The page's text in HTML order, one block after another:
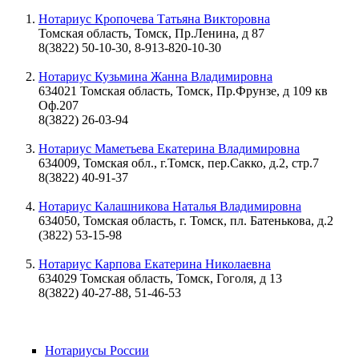
Нотариус Кропочева Татьяна Викторовна
Томская область, Томск, Пр.Ленина, д 87
8(3822) 50-10-30, 8-913-820-10-30
Нотариус Кузьмина Жанна Владимировна
634021 Томская область, Томск, Пр.Фрунзе, д 109 кв
Оф.207
8(3822) 26-03-94
Нотариус Маметьева Екатерина Владимировна
634009, Томская обл., г.Томск, пер.Сакко, д.2, стр.7
8(3822) 40-91-37
Нотариус Калашникова Наталья Владимировна
634050, Томская область, г. Томск, пл. Батенькова, д.2
(3822) 53-15-98
Нотариус Карпова Екатерина Николаевна
634029 Томская область, Томск, Гоголя, д 13
8(3822) 40-27-88, 51-46-53
Нотариусы России